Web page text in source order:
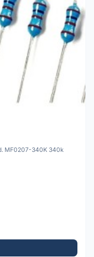
MF0207-340K 340k